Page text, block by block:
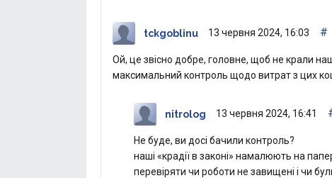
tckgoblinu 13 червня 2024, 16:03 #
Ой, це звісно добре, головне, щоб не крали
максимальний контроль щодо витрат з цих
nitrolog 13 червня 2024, 16:41
Не буде, ви досі бачили контроль?
наші «крадії в законі» намалюють на
перевіряти чи роботи не завищені і чи